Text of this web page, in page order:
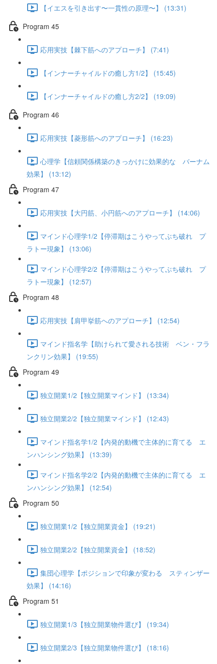
【イエスを引き出す〜一貫性の原理〜】 (13:31)
Program 45
応用実技【棘下筋へのアプローチ】 (7:41)
【インナーチャイルドの癒し方1/2】 (15:45)
【インナーチャイルドの癒し方2/2】 (19:09)
Program 46
応用実技【菱形筋へのアプローチ】 (16:23)
心理学【信頼関係構築のきっかけに効果的な バーナム
効果】 (13:12)
Program 47
応用実技【大円筋、小円筋へのアプローチ】 (14:06)
マインド心理学1/2【停滞期はこうやってぶち破れ プ
ラトー現象】 (13:06)
マインド心理学2/2【停滞期はこうやってぶち破れ プ
ラトー現象】 (12:57)
Program 48
応用実技【肩甲挙筋へのアプローチ】 (12:54)
マインド指名学【助けられて愛される技術 ベン・フラ
ンクリン効果】 (19:55)
Program 49
独立開業1/2【独立開業マインド】 (13:34)
独立開業2/2【独立開業マインド】 (12:43)
マインド指名学1/2【内発的動機で主体的に育てる エ
ンハンシング効果】 (13:39)
マインド指名学2/2【内発的動機で主体的に育てる エ
ンハンシング効果】 (12:54)
Program 50
独立開業1/2【独立開業資金】 (19:21)
独立開業2/2【独立開業資金】 (18:52)
集団心理学【ポジションで印象が変わる スティンザー
効果】 (14:16)
Program 51
独立開業1/3【独立開業物件選び】 (19:34)
独立開業2/3【独立開業物件選び】 (18:16)